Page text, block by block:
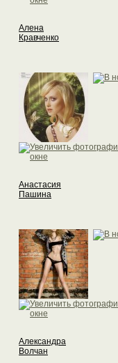
Алена
Кравченко
Анастасия
Пашина
Александра
Волчан